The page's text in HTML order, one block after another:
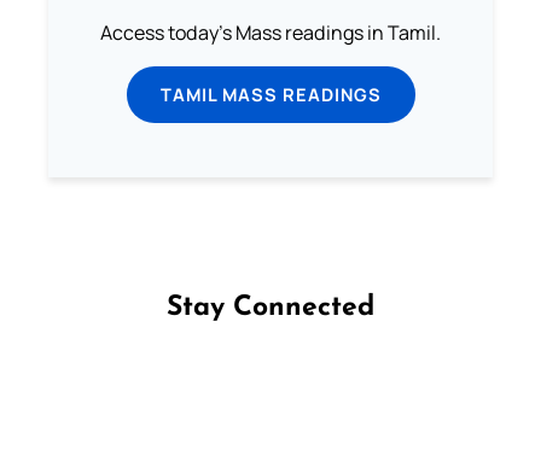
Access today's Mass readings in Tamil.
TAMIL MASS READINGS
Stay Connected